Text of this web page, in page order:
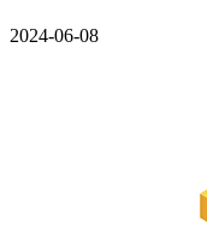
2024-06-08